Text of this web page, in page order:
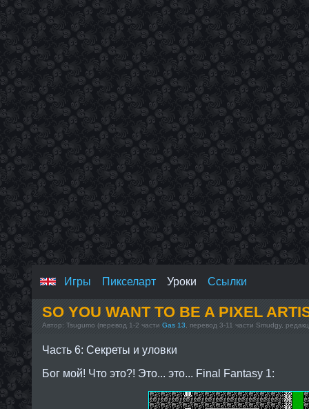
Игры Пикселарт Уроки Ссылки
SO YOU WANT TO BE A PIXEL
Автор: Tsugumo (перевод 1-2 части Gas 13 , перевод 3-11 части Smudgy,
Часть 6: Секреты и уловки
Бог мой! Что это?! Это... это... Final Fantasy 1: